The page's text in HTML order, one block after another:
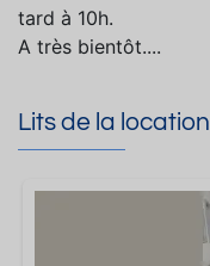
tard à 10h.
A très bientôt....
Lits de la location